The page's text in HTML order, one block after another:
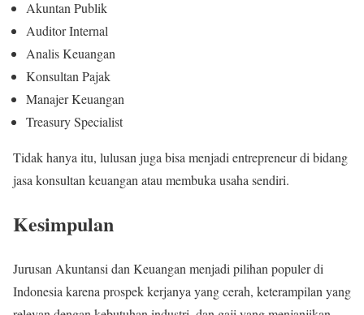
Akuntan Publik
Auditor Internal
Analis Keuangan
Konsultan Pajak
Manajer Keuangan
Treasury Specialist
Tidak hanya itu, lulusan juga bisa menjadi entrepreneur di bidang
jasa konsultan keuangan atau membuka usaha sendiri.
Kesimpulan
Jurusan Akuntansi dan Keuangan menjadi pilihan populer di
Indonesia karena prospek kerjanya yang cerah, keterampilan yang